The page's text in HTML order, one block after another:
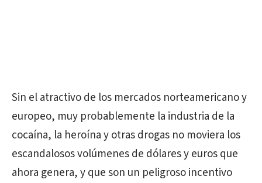
Sin el atractivo de los mercados norteamericano y
europeo, muy probablemente la industria de la
cocaína, la heroína y otras drogas no moviera los
escandalosos volúmenes de dólares y euros que
ahora genera, y que son un peligroso incentivo